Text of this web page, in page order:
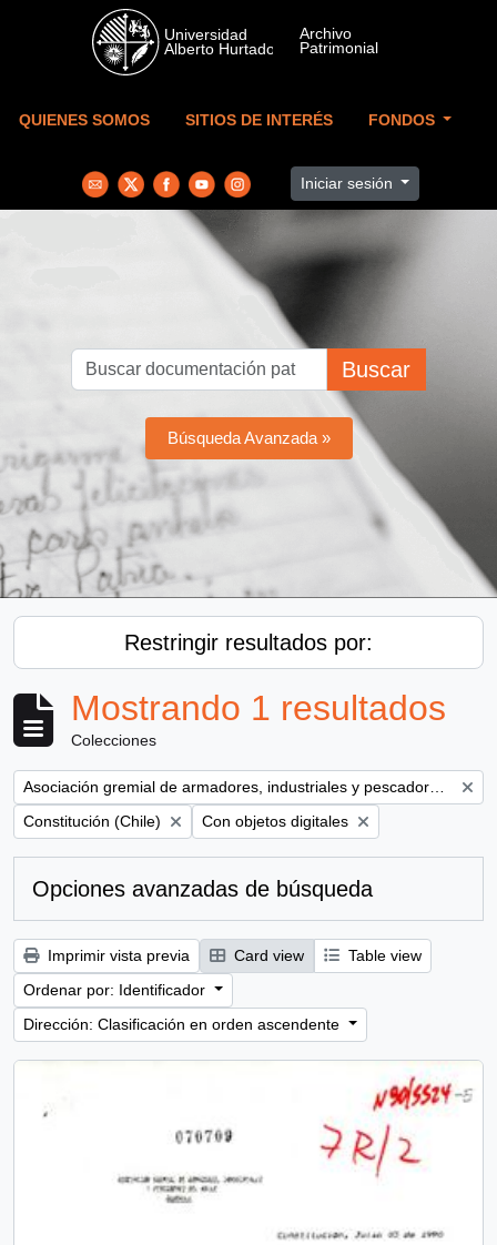
Skip to main content
QUIENES SOMOS SITIOS DE INTERÉS FONDOS
Iniciar sesión
Buscar
Búsqueda Avanzada »
Restringir resultados por:
Mostrando 1 resultados
Colecciones
Remove filter:
Remove filter:
Constitución (Chile) Remove filter:
Con objetos digitales
Opciones avanzadas de búsqueda
Imprimir vista previa Card view
Table view
Ordenar por: Identificador
Dirección: Clasificación en orden ascendente